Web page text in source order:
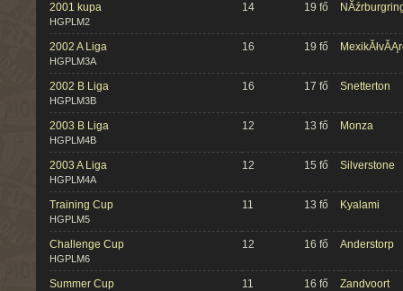
2001 kupa
HGPLM2
14 19 fő
2002 A Liga
HGPLM3A
16 19 fő
2002 B Liga
HGPLM3B
16 17 fő Snetterton
2003 B Liga
HGPLM4B
12 13 fő Monza
2003 A Liga
HGPLM4A
12 15 fő Silverstone
Training Cup
HGPLM5
11 13 fő Kyalami
Challenge Cup
HGPLM6
12 16 fő Anderstorp
Summer Cup 11 16 fő Zandvoort